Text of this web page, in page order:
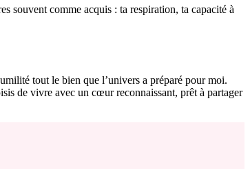
souvent comme acquis : ta respiration, ta capacité à
tout le bien que l’univers a préparé pour moi.
de vivre avec un cœur reconnaissant, prêt à partager